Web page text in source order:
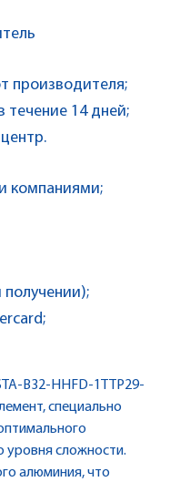
производителя;
течение 14 дней;
компаниями;
B32-HHFD-1TTP29-
специально
уровня сложности.
алюминия, что